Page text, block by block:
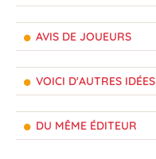
AVIS DE JOUEURS
VOICI D'AUTRES IDÉES
DU MÊME ÉDITEUR